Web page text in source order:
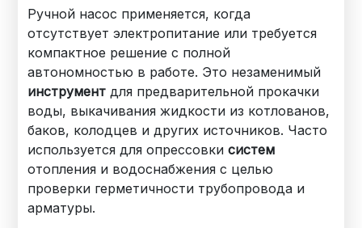
Ручной насос применяется, когда
отсутствует электропитание или требуется
компактное решение с полной
автономностью в работе. Это незаменимый
инструмент для предварительной прокачки
воды, выкачивания жидкости из котлованов,
баков, колодцев и других источников. Часто
используется для опрессовкисистем
отопления и водоснабжения с целью
проверки герметичности трубопровода и
арматуры.